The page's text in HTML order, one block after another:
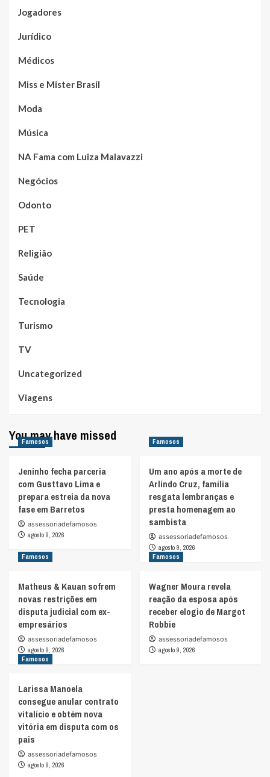
Jogadores
Jurídico
Médicos
Miss e Mister Brasil
Moda
Música
NA Fama com Luiza Malavazzi
Negócios
Odonto
PET
Religião
Saúde
Tecnologia
Turismo
TV
Uncategorized
Viagens
You may have missed
Famosos
Jeninho fecha parceria
com Gusttavo Lima e
prepara estreia da nova
fase em Barretos
assessoriadefamosos
agosto 9, 2026
Famosos
Um ano após a morte de
Arlindo Cruz, família
resgata lembranças e
presta homenagem ao
sambista
assessoriadefamosos
agosto 9, 2026
Famosos
Matheus & Kauan sofrem
novas restrições em
disputa judicial com ex-
empresários
assessoriadefamosos
agosto 9, 2026
Famosos
Wagner Moura revela
reação da esposa após
receber elogio de Margot
Robbie
assessoriadefamosos
agosto 9, 2026
Famosos
Larissa Manoela
consegue anular contrato
vitalício e obtém nova
vitória em disputa com os
pais
assessoriadefamosos
agosto 9, 2026